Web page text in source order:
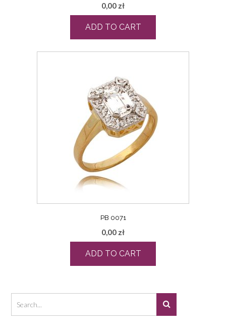
0,00 zł
ADD TO CART
PB 0071
0,00 zł
ADD TO CART